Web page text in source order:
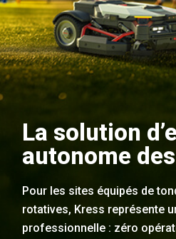
La solution
autonome
Pour les sites équipés de
rotatives, Kress représente
professionnelle : zéro